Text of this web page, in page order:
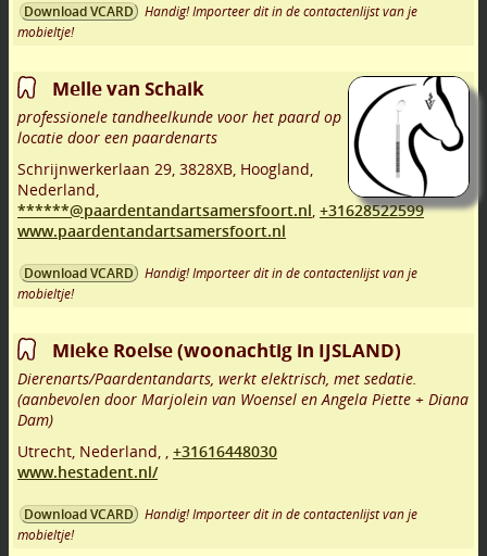
Download VCARD
Handig! Importeer dit in de contactenlijst van je
mobieltje!
Melle van Schaik
professionele tandheelkunde voor het paard op
locatie door een paardenarts
Schrijnwerkerlaan 29 3828XB Hoogland
Nederland,
******@paardentandartsamersfoort.nl +31628522599
www.paardentandartsamersfoort.nl
Download VCARD
Handig! Importeer dit in de contactenlijst van je
mobieltje!
Mieke Roelse (woonachtig in IJSLAND)
Dierenarts/Paardentandarts, werkt elektrisch, met sedatie.
(aanbevolen door Marjolein van Woensel en Angela Piette + Diana
Dam)
Utrecht Nederland,
+31616448030
www.hestadent.nl/
Download VCARD
Handig! Importeer dit in de contactenlijst van je
mobieltje!